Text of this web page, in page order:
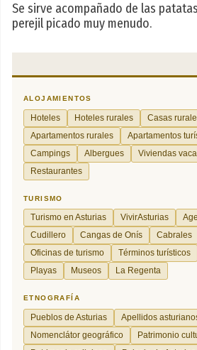
Se sirve acompañado de las
perejil picado muy menudo.